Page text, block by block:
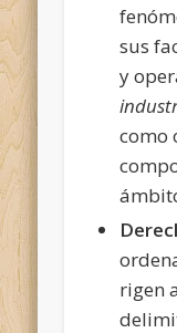
sus
y
como
rigen